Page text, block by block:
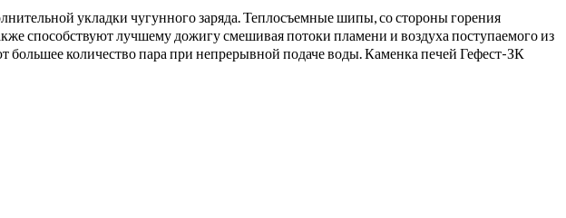
укладки чугунного заряда. Теплосъемные шипы, со стороны горения
способствуют лучшему дожигу смешивая потоки пламени и воздуха поступаемого из
количество пара при непрерывной подаче воды. Каменка печей Гефест-ЗК